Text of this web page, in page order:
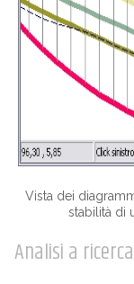
Vista dei
stabilità di
Analisi a